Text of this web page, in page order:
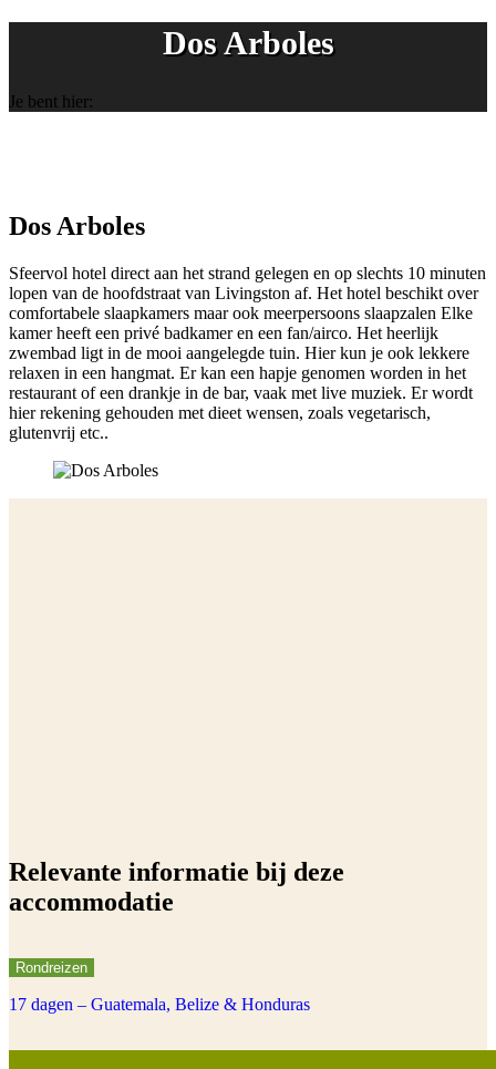
Dos Arboles
Je bent hier:
Dos Arboles
Sfeervol hotel direct aan het strand gelegen en op slechts 10 minuten
lopen van de hoofdstraat van Livingston af. Het hotel beschikt over
comfortabele slaapkamers maar ook meerpersoons slaapzalen Elke
kamer heeft een privé badkamer en een fan/airco. Het heerlijk
zwembad ligt in de mooi aangelegde tuin. Hier kun je ook lekkere
relaxen in een hangmat. Er kan een hapje genomen worden in het
restaurant of een drankje in de bar, vaak met live muziek. Er wordt
hier rekening gehouden met dieet wensen, zoals vegetarisch,
glutenvrij etc..
Relevante informatie bij deze
accommodatie
Rondreizen
17 dagen – Guatemala, Belize & Honduras